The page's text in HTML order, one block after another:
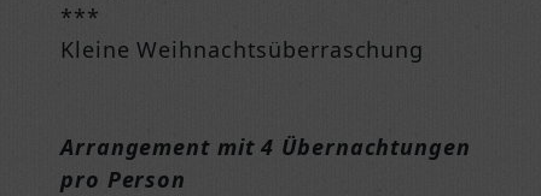
***
Kleine Weihnachtsüberraschung
Arrangement mit 4 Übernachtungen
pro Person